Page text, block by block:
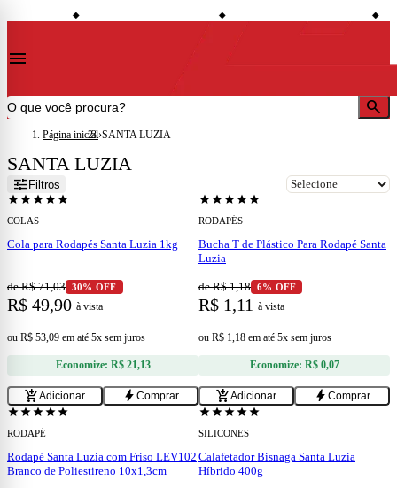
shopping_bag credit_card local_shipping
menu
search
Página inicial ›SANTA LUZIA
SANTA LUZIA
tune Filtros
starstarstarstarstar
COLAS
Cola para Rodapés Santa Luzia 1kg
de R$ 71,03 30% OFF
R$ 49,90 à vista
ou R$ 53,09 em até 5x sem juros
Economize: R$ 21,13
add_shopping_cartAdicionar bolt Comprar
starstarstarstarstar
RODAPÉS
Bucha T de Plástico Para Rodapé Santa
Luzia
de R$ 1,18 6% OFF
R$ 1,11 à vista
ou R$ 1,18 em até 5x sem juros
Economize: R$ 0,07
add_shopping_cartAdicionar bolt Comprar
add
starstarstarstarstar
RODAPÉ
Rodapé Santa Luzia com Friso LEV102
Branco de Poliestireno 10x1,3cm
add
starstarstarstarstar
SILICONES
Calafetador Bisnaga Santa Luzia
Híbrido 400g